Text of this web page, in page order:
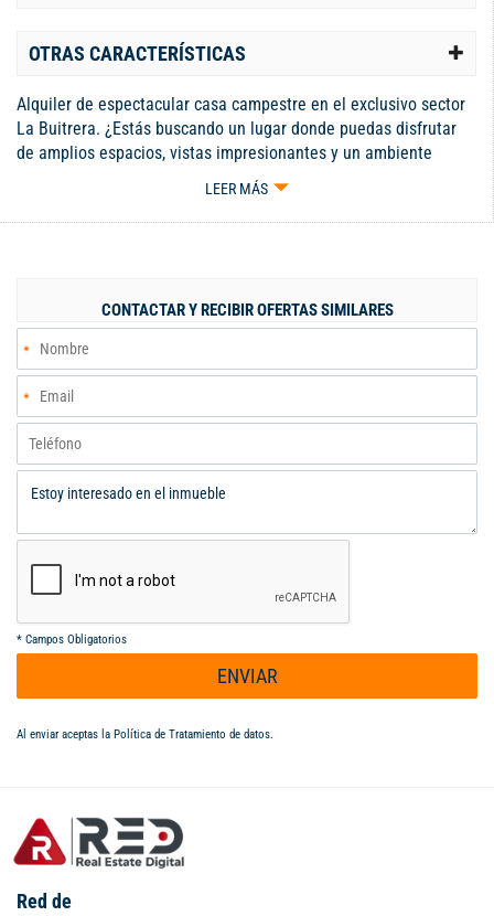
OTRAS CARACTERÍSTICAS
Alquiler de espectacular casa campestre en el exclusivo sector
La Buitrera. ¿Estás buscando un lugar donde puedas disfrutar
de amplios espacios, vistas impresionantes y un ambiente
tranquilo y natural? Esta propiedad es ideal para ti. La casa
siendo la habitación principal un refugio privado con baño en
reuniones o actividades, y una zona de oficios. La cocina abierta
integral es moderna y funcional, y el hall de alcobas agrega un
toque adicional de comodidad y privacidad. En el exterior,
disfrutarás de una hermosa piscina, zona húmeda, un kiosco con
área de BBQ, amplias zonas verdes para relajarte o compartir
en familia, y un gran garaje con espacio para varios vehículos.
Una propiedad única, pensada para quienes buscan confort,
tranquilidad y conexión con la naturaleza.
LEER MÁS
CONTACTAR Y RECIBIR OFERTAS SIMILARES
* Campos Obligatorios
ENVIAR
Al enviar aceptas la Política de Tratamiento de datos.
Red de